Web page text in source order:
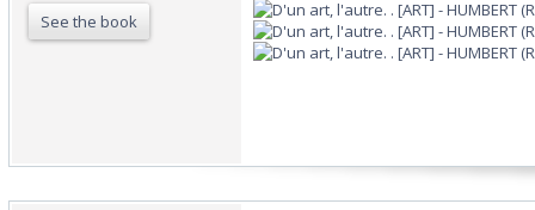
See the book